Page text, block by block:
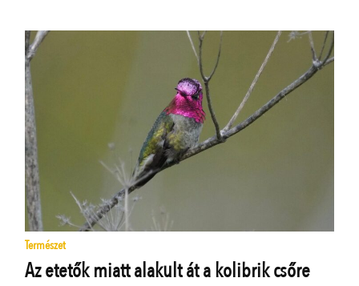
Természet
Az etetők miatt alakult át a kolibrik csőre